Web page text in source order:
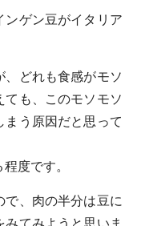
ゲン豆がイタリア
どれも食感がモソ
も、このモソモソ
う原因だと思って
度です。
で、肉の半分は豆に